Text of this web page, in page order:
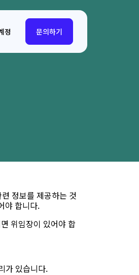
정 문의하기
정보를 제공하는 것
야 합니다.
위임장이 있어야 합
가 있습니다.